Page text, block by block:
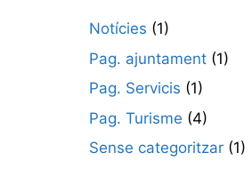
Notícies (1)
Pag. ajuntament(1)
Pag. Servicis (1)
Pag. Turisme (4)
Sense categoritzar(1)